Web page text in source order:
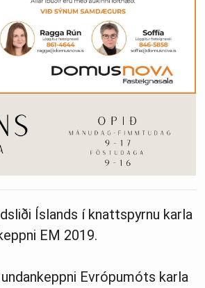
Íslands í knattspyrnu karla
EM 2019.
Evr­ópu­móts karla